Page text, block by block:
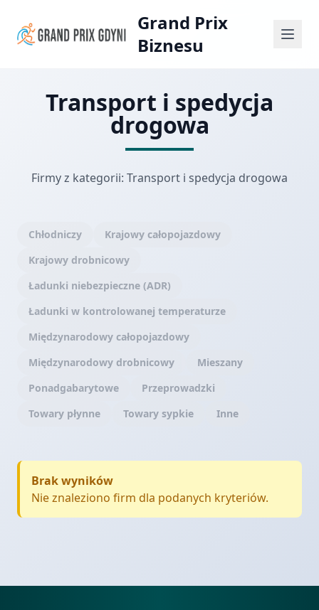
Grand Prix
Biznesu
Transport i spedycja
drogowa
Firmy z kategorii: Transport i spedycja drogowa
Chłodniczy
Krajowy całopojazdowy
Krajowy drobnicowy
Ładunki niebezpieczne (ADR)
Ładunki w kontrolowanej temperaturze
Międzynarodowy całopojazdowy
Międzynarodowy drobnicowy
Mieszany
Ponadgabarytowe
Przeprowadzki
Towary płynne
Towary sypkie Inne
Brak wyników
Nie znaleziono firm dla podanych kryteriów.